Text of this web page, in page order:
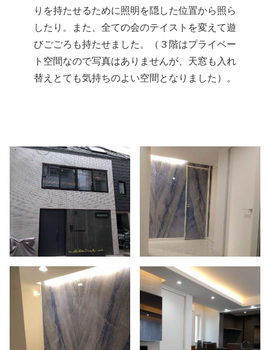
りを持たせるために照明を隠した位置から照ら
したり。また、全ての会のテイストを変えて遊
びごごろも持たせました。（３階はプライベー
ト空間なので写真はありませんが、天窓も入れ
替えとても気持ちのよい空間となりました）。